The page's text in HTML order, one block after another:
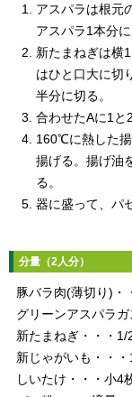
アスパラは根元
アスパラ1本分
新たまねぎは横
はひと口大に切
半分に切る。
合わせたAに1と
160℃に熱した
揚げる。揚げ油
る。
器に盛って、パ
分量（2人分）
豚バラ肉(薄切り)・
グリーンアスパラ
新たまねぎ・・・1/
新じゃがいも・・・
しいたけ・・・小4